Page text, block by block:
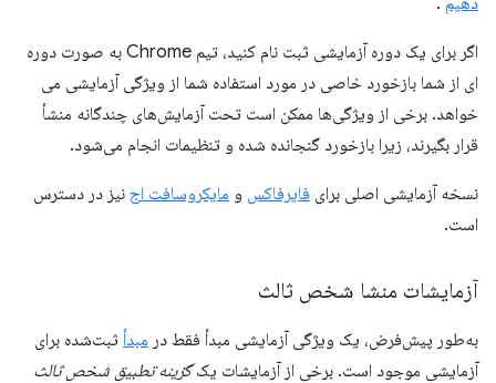
اگر برای یک دوره آزمایشی ثبت نام کنید، تیم Chrome به صورت دوره
ای از شما بازخورد خاصی در مورد استفاده شما از ویژگی آزمایشی می
خواهد. برخی از ویژگی‌ها ممکن است تحت آزمایش‌های چندگانه منشأ
قرار بگیرند، زیرا بازخورد گنجانده شده و تنظیمات انجام می‌شود.
نسخه آزمایشی اصلی برای فایرفاکس و مایکروسافت اج نیز در دسترس
است.
آزمایشات منشا شخص ثالث
به‌طور پیش‌فرض، یک ویژگی آزمایشی مبدأ فقط در مبدأ ثبت‌شده برای
آزمایشی موجود است. برخی از آزمایشات یکگزینه تطبیق شخص ثالث